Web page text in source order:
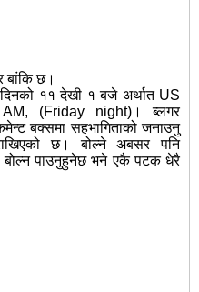
बांकि छ।
११ देखी १ बजे अर्थात US
(Friday night)। ब्लगर
बक्समा सहभागिताको जनाउनु
छ। बोल्ने अबसर पनि
पाउनुहुनेछ भने एकै पटक धेरै